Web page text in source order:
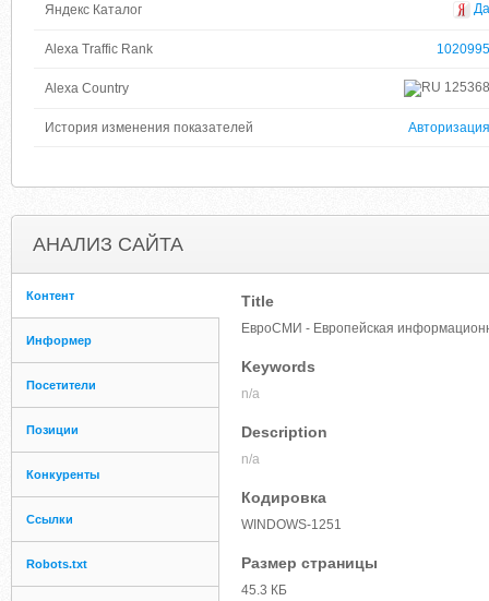
Яндекс Каталог Да
Alexa Traffic Rank 1020995
Alexa Country 125368
История изменения показателей Авторизация
АНАЛИЗ САЙТА
Контент
Информер
Посетители
Позиции
Конкуренты
Ссылки
Robots.txt
Title
ЕвроСМИ - Европейская
Keywords
n/a
Description
n/a
Кодировка
WINDOWS-1251
Размер страницы
45.3 КБ